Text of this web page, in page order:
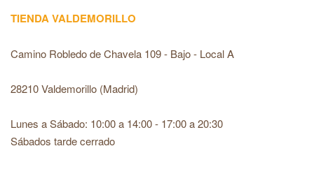
TIENDA VALDEMORILLO
Camino Robledo de Chavela 109 - Bajo - Local A
28210 Valdemorillo (Madrid)
Lunes a Sábado: 10:00 a 14:00 - 17:00 a 20:30
Sábados tarde cerrado